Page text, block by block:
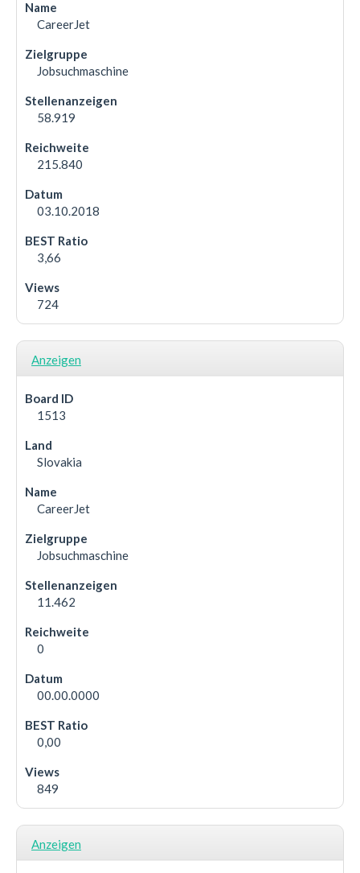
CareerJet
Jobsuchmaschine
58.919
215.840
03.10.2018
3,66
724
Anzeigen
1513
Slovakia
CareerJet
Jobsuchmaschine
11.462
0
00.00.0000
0,00
849
Anzeigen